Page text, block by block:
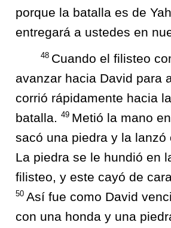
porque la batalla es de
entregará a ustedes en
48 Cuando el filisteo
avanzar hacia David para
corrió rápidamente hacia
batalla. 49 Metió la mano
sacó una piedra y la lanzó
La piedra se le hundió en
filisteo, y este cayó de
50 Así fue como David
con una honda y una